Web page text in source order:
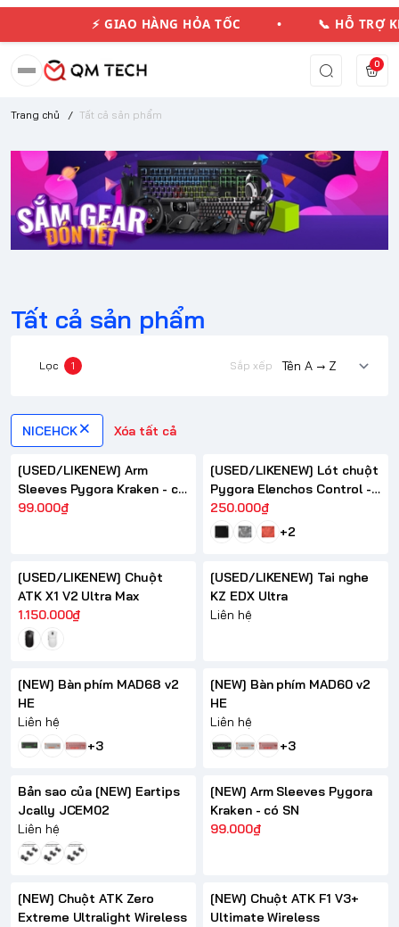
⚡ GIAO HÀNG HỎA TỐC • 📞 HỖ
0
Trang chủ / Tất cả sản phẩm
Tất cả sản phẩm
Lọc 1 Sắp xếp
NICEHCK Xóa tất cả
[USED/LIKENEW] Arm
Sleeves Pygora Kraken - có
SN
99.000₫
[USED/LIKENEW] Lót chuột
Pygora Elenchos Control -
Có SN
250.000₫
+2
[USED/LIKENEW] Chuột
ATK X1 V2 Ultra Max
1.150.000₫
[USED/LIKENEW] Tai nghe
KZ EDX Ultra
Liên hệ
[NEW] Bàn phím MAD68 v2
HE
Liên hệ
+3
[NEW] Bàn phím MAD60 v2
HE
Liên hệ
+3
Bản sao của [NEW] Eartips
Jcally JCEM02
Liên hệ
[NEW] Arm Sleeves Pygora
Kraken - có SN
99.000₫
[NEW] Chuột ATK Zero
Extreme Ultralight Wireless
[NEW] Chuột ATK F1 V3+
Ultimate Wireless